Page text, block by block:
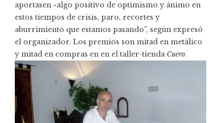
aportasen «algo positivo de optimismo y ánimo en
estos tiempos de crisis, paro, recortes y
aburrimiento que estamos pasando”, según expresó
el organizador. Los premios son mitad en metálico
y mitad en compras en en el taller-tienda Cuero.